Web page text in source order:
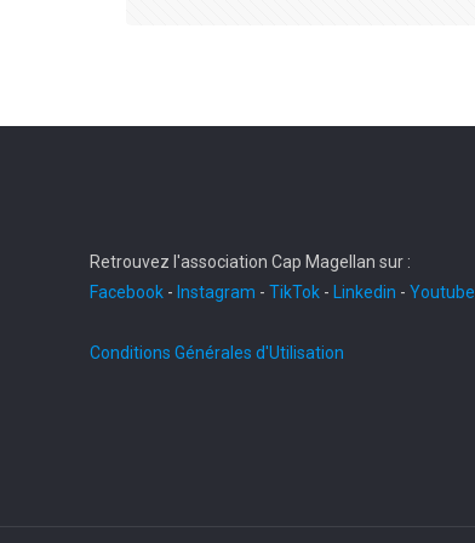
Retrouvez l'association Cap Magellan sur :
Facebook - Instagram - TikTok - Linkedin - Youtube
Conditions Générales d'Utilisation